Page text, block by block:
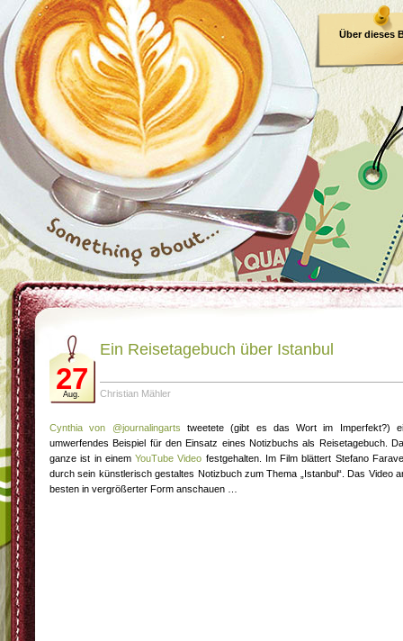
Über dieses
27
Aug.
Ein Reisetagebuch über Istanbul
Christian Mähler
Cynthia von @journalingarts tweetete (gibt es das Wort im Imperfekt?)
umwerfendes Beispiel für den Einsatz eines Notizbuchs als Reisetagebuch.
ganze ist in einemYouTube Video festgehalten. Im Film blättert Stefano
durch sein künstlerisch gestaltes Notizbuch zum Thema „Istanbul“. Das Video
besten in vergrößerter Form anschauen …